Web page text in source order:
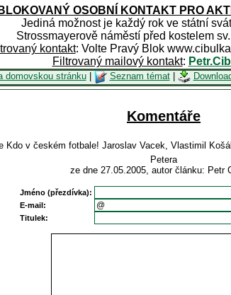
OSOBNÍ KONTAKT PRO
Jediná možnost je každý rok ve státní
Strossmayerově náměstí před kostelem
kontakt: Volte Pravý Blok
Filtrovaný mailový kontakt:
domovskou stránku| Seznam témat|
Komentáře
Kdo v českém fotbale! Jaroslav Vacek, Vlastimil
Petera
ze dne 27.05.2005, autor článku: Petr
Jméno (přezdívka):
E-mail:
Titulek: